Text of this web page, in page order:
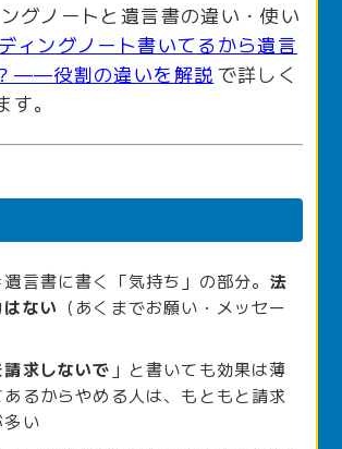
グノートと遺言書の違い・使い
ィングノート書いてるから遺言
——役割の違いを解説 で詳しく
。
遺言書に書く「気持ち」の部分。 法
ない （あくまでお願い・メッセー
求しないで 」と書いても効果は薄
るからやめる人は、もともと請求
多い